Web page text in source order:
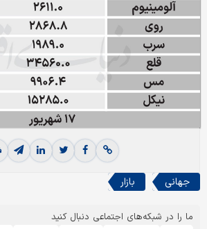
جهانی بازار
ما را در شبکه‌های اجتماعی دنبال کنید